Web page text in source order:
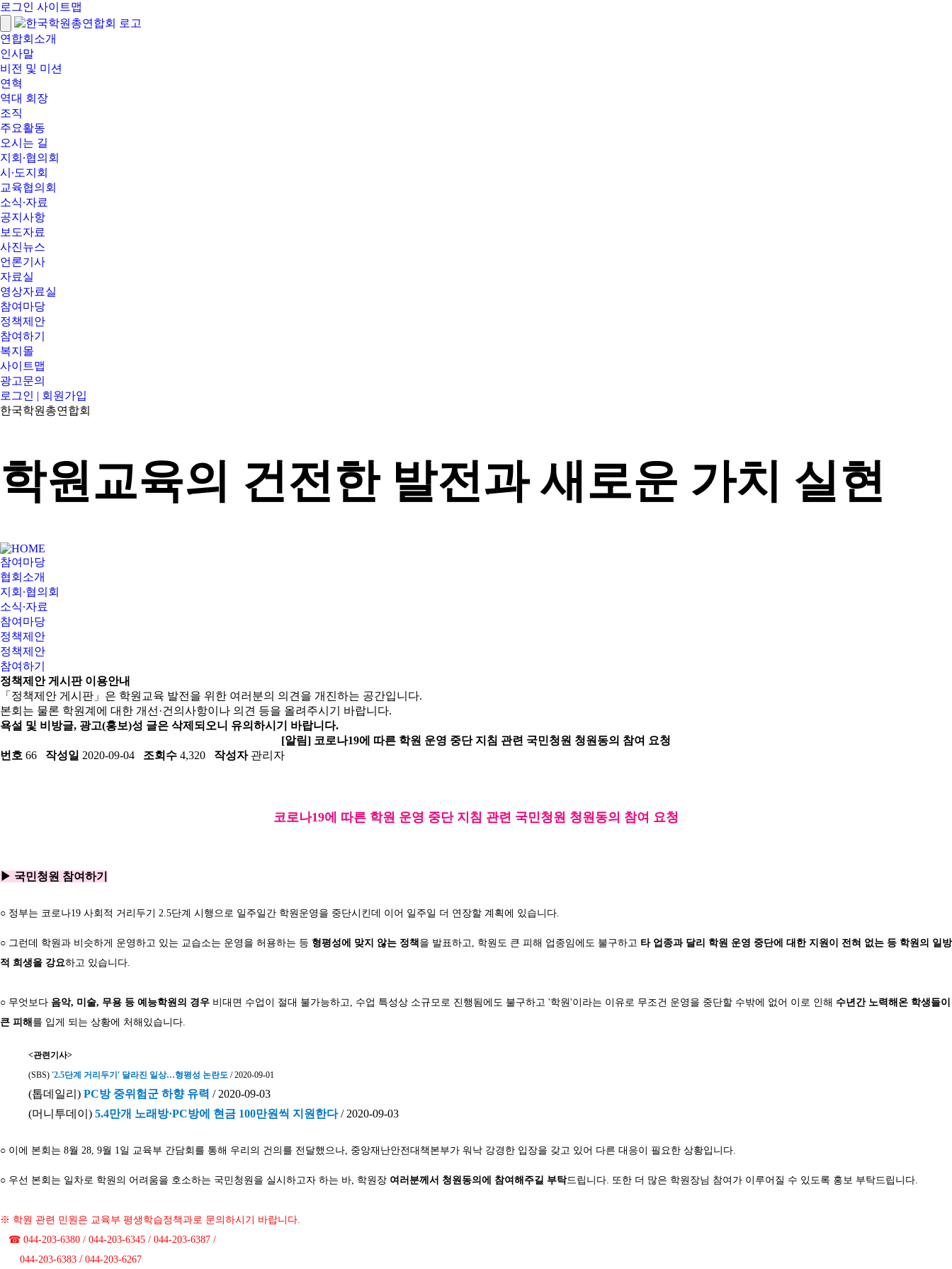
로그인 사이트맵
연합회소개
인사말
비전 및 미션
연혁
역대 회장
조직
주요활동
오시는 길
지회∙협의회
시∙도지회
교육협의회
소식∙자료
공지사항
보도자료
사진뉴스
언론기사
자료실
영상자료실
참여마당
정책제안
참여하기
복지몰
사이트맵
광고문의
로그인 | 회원가입
한국학원총연합회
학원교육의 건전한 발전과 새로운 가치 실현
참여마당
협회소개
지회∙협의회
소식∙자료
참여마당
정책제안
정책제안
참여하기
정책제안 게시판 이용안내
「정책제안 게시판」은 학원교육 발전을 위한 여러분의 의견을 개진하는 공간입니다.
본회는 물론 학원계에 대한 개선·건의사항이나 의견 등을 올려주시기 바랍니다.
욕설 및 비방글, 광고(홍보)성 글은 삭제되오니 유의하시기 바랍니다.
[알림] 코로나19에 따른 학원 운영 중단 지침 관련 국민청원 청원동의 참여 요청
번호 66 작성일 2020-09-04 조회수 4,320 작성자 관리자
코로나19에 따른 학원 운영 중단 지침 관련 국민청원 청원동의 참여 요청
▶ 국민청원 참여하기
○ 정부는 코로나19 사회적 거리두기 2.5단계 시행으로 일주일간 학원운영을 중단시킨데 이어 일주일 더 연장할 계획에 있습니다.
○ 그런데 학원과 비슷하게 운영하고 있는 교습소는 운영을 허용하는 등 형평성에 맞지 않는 정책 을 발표하고, 학원도 큰 피해 업종임에도 불구하고 타 업종과 달리 학원 운영 중단에 대한 지원이 전혀 없는 등 학원의 일방
적 희생을 강요하고 있습니다.
○ 무엇보다 음악, 미술, 무용 등 예능학원의 경우 비대면 수업이 절대 불가능하고, 수업 특성상 소규모로 진행됨에도 불구하고 '학원'이라는 이유로 무조건 운영을 중단할 수밖에 없어 이로 인해 수년간 노력해온 학생들이
큰 피해 를 입게 되는 상황에 처해있습니다.
<관련기사>
(SBS) '2.5단계 거리두기' 달라진 일상…형평성 논란도 / 2020-09-01
(톱데일리) PC방 중위험군 하향 유력 / 2020-09-03
(머니투데이) 5.4만개 노래방·PC방에 현금 100만원씩 지원한다/ 2020-09-03
○ 이에 본회는 8월 28, 9월 1일 교육부 간담회를 통해 우리의 건의를 전달했으나, 중앙재난안전대책본부가 워낙 강경한 입장을 갖고 있어 다른 대응이 필요한 상황입니다.
○ 우선 본회는 일차로 학원의 어려움을 호소하는 국민청원을 실시하고자 하는 바, 학원장 여러분께서 청원동의에 참여해주길 부탁드립니다. 또한 더 많은 학원장님 참여가 이루어질 수 있도록 홍보 부탁드립니다.
※ 학원 관련 민원은 교육부 평생학습정책과로 문의하시기 바랍니다.
☎ 044-203-6380 / 044-203-6345 / 044-203-6387 /
044-203-6383 / 044-203-6267